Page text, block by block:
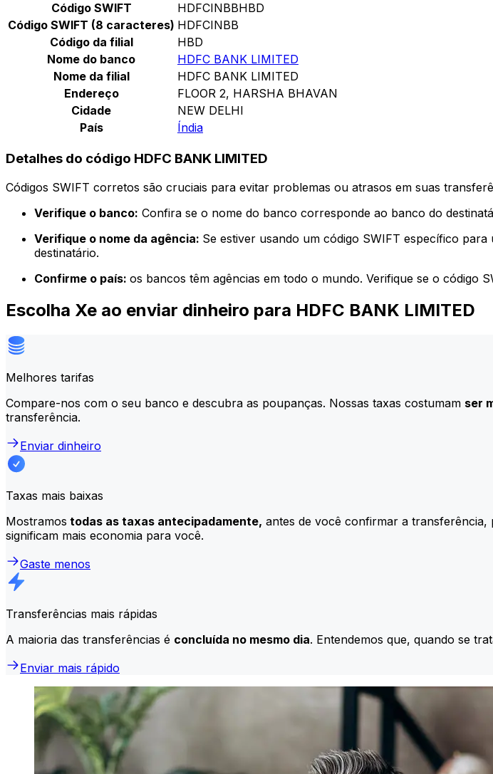
Código SWIFT
HDFCINBBHBD
Código SWIFT (8 caracteres) HDFCINBB
Código da filial
HBD
Nome do banco
HDFC BANK LIMITED
Nome da filial
HDFC BANK LIMITED
Endereço
FLOOR 2, HARSHA BHAVAN
Cidade
NEW DELHI
País
Índia
Detalhes do código HDFC BANK LIMITED
Códigos SWIFT corretos são cruciais para evitar problemas ou atrasos em suas
Verifique o banco: Confira se o nome do banco corresponde ao banco do
Verifique o nome da agência: Se estiver usando um código SWIFT específico
destinatário.
Confirme o país: os bancos têm agências em todo o mundo. Verifique se o código
Escolha Xe ao enviar dinheiro para HDFC BANK LIMITED
Melhores tarifas
Compare-nos com o seu banco e descubra as poupanças. Nossas taxas costumam ser
transferência.
Enviar dinheiro
Taxas mais baixas
Mostramos todas as taxas antecipadamente, antes de você confirmar a transferência,
significam mais economia para você.
Gaste menos
Transferências mais rápidas
A maioria das transferências é concluída no mesmo dia. Entendemos que, quando se
Enviar mais rápido